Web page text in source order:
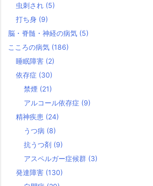
虫刺され (5)
打ち身 (9)
脳・脊髄・神経の病気 (5)
こころの病気 (186)
睡眠障害 (2)
依存症 (30)
禁煙 (21)
アルコール依存症 (9)
精神疾患 (24)
うつ病 (8)
抗うつ剤 (9)
アスペルガー症候群 (3)
発達障害 (130)